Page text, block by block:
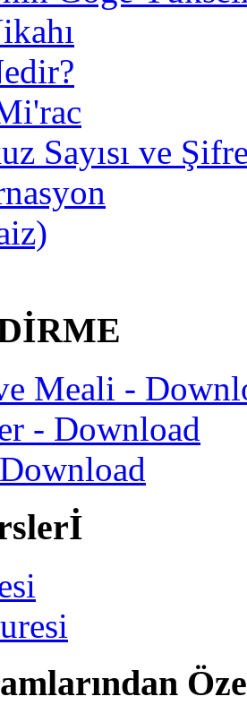
Sayısı ve
Meali -
- Download